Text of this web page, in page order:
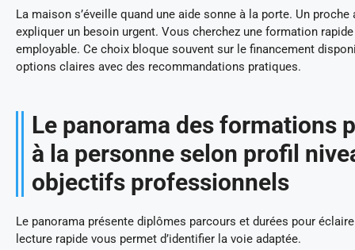
La maison s’éveille quand une aide sonne à la porte. Un proche
expliquer un besoin urgent. Vous cherchez une formation
employable. Ce choix bloque souvent sur le financement
options claires avec des recommandations pratiques.
Le panorama des formations
à la personne selon profil
objectifs professionnels
Le panorama présente diplômes parcours et durées pour
lecture rapide vous permet d’identifier la voie adaptée.